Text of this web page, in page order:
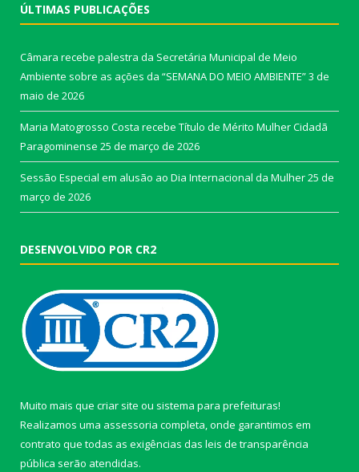
ÚLTIMAS PUBLICAÇÕES
Câmara recebe palestra da Secretária Municipal de Meio
Ambiente sobre as ações da “SEMANA DO MEIO AMBIENTE”3 de
maio de 2026
Maria Matogrosso Costa recebe Título de Mérito Mulher Cidadã
Paragominense 25 de março de 2026
Sessão Especial em alusão ao Dia Internacional da Mulher25 de
março de 2026
DESENVOLVIDO POR CR2
Muito mais que criar site ou sistema para prefeituras!
Realizamos uma assessoria completa, onde garantimos em
contrato que todas as exigências das leis de transparência
pública serão atendidas.